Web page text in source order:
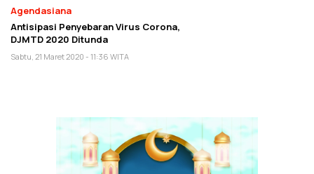
Agendasiana
Antisipasi Penyebaran Virus Corona,
DJMTD 2020 Ditunda
Sabtu, 21 Maret 2020 - 11:36 WITA